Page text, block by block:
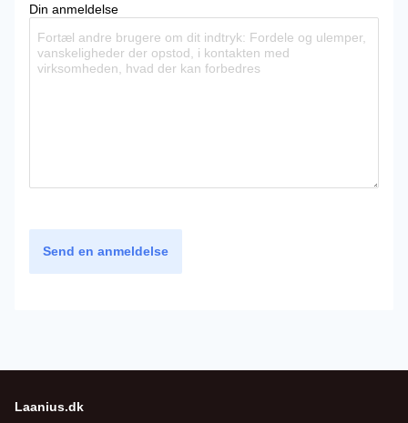
Din anmeldelse
Send en anmeldelse
Laanius.dk